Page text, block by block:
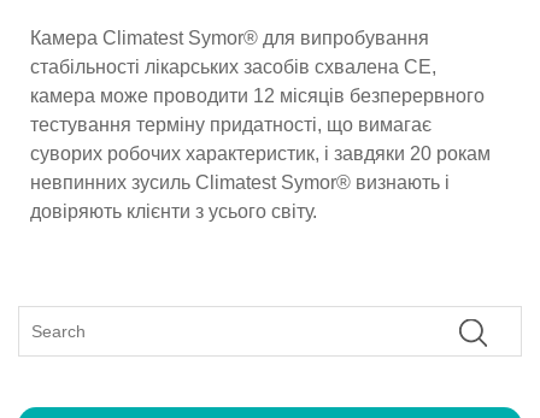
Камера Climatest Symor® для випробування
стабільності лікарських засобів схвалена CE,
камера може проводити 12 місяців безперервного
тестування терміну придатності, що вимагає
суворих робочих характеристик, і завдяки 20 рокам
невпинних зусиль Climatest Symor® визнають і
довіряють клієнти з усього світу.